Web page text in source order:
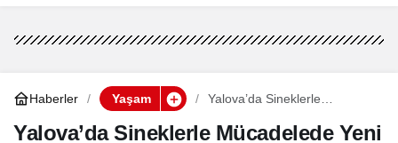
Haberler Yaşam
Yalova’da Sineklerle
Ortak Alanlara Akıllı Sinek
Yalova’da Sineklerle Mücadelede Yeni